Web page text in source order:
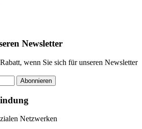
Newsletter
wenn Sie sich für unseren Newsletter
Abonnieren
Netzwerken